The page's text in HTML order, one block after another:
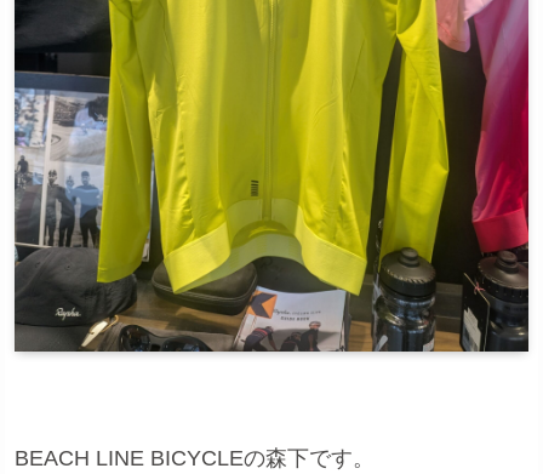
BEACH LINE BICYCLEの森下です。